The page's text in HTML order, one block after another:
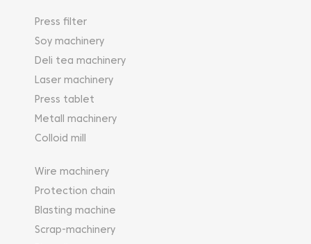
Press filter
Soy machinery
Deli tea machinery
Laser machinery
Press tablet
Metall machinery
Colloid mill
Wire machinery
Protection chain
Blasting machine
Scrap-machinery